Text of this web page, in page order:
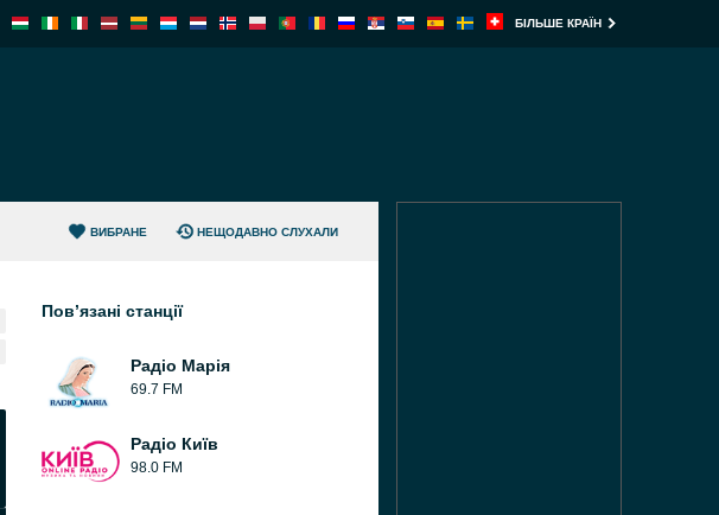
БІЛЬШЕ КРАЇН
ВИБРАНЕ НЕЩОДАВНО СЛУХАЛИ
Пов’язані станції
Радіо Марія
69.7 FM
Радіо Київ
98.0 FM